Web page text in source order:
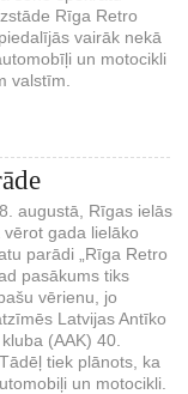
Rīga Retro
vairāk nekā
un motocikli
valstīm.
augustā, Rīgas ielās
vērot gada lielāko
parādi „Rīga Retro
pasākums tiks
vērienu, jo
Latvijas Antīko
(AAK) 40.
tiek plānots, ka
un motocikli.